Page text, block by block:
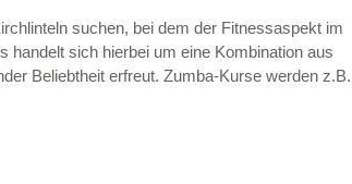
suchen, bei dem der Fitnessaspekt im
handelt sich hierbei um eine Kombination aus
Beliebtheit erfreut. Zumba-Kurse werden z.B.